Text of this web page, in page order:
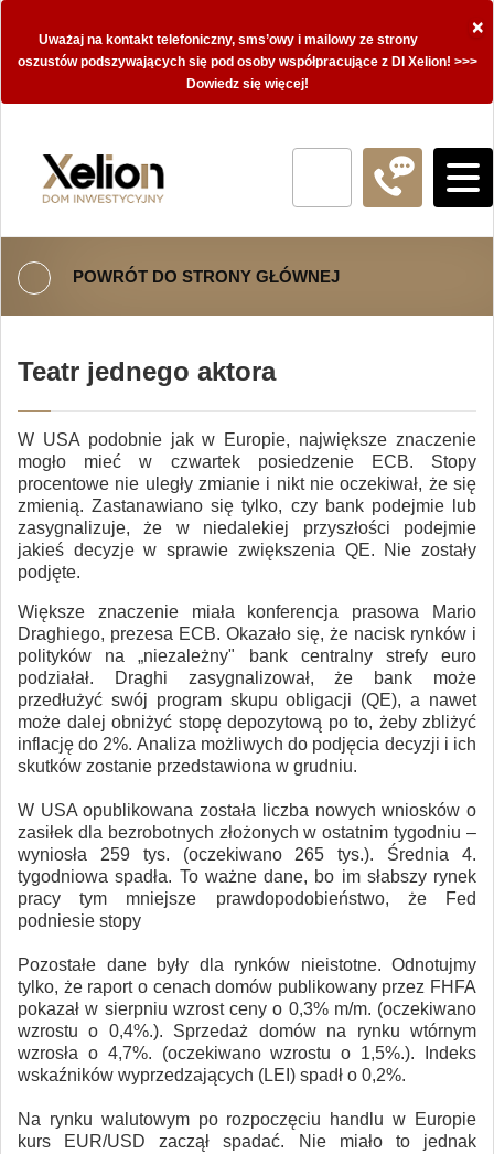
×
Uważaj na kontakt telefoniczny, sms’owy i mailowy ze strony
oszustów podszywających się pod osoby współpracujące z DI Xelion! >>>
Dowiedz się więcej!
POWRÓT DO STRONY GŁÓWNEJ
Teatr jednego aktora
W USA podobnie jak w Europie, największe znaczenie
mogło mieć w czwartek posiedzenie ECB. Stopy
procentowe nie uległy zmianie i nikt nie oczekiwał, że się
zmienią. Zastanawiano się tylko, czy bank podejmie lub
zasygnalizuje, że w niedalekiej przyszłości podejmie
jakieś decyzje w sprawie zwiększenia QE. Nie zostały
podjęte.
Większe znaczenie miała konferencja prasowa Mario
Draghiego, prezesa ECB. Okazało się, że nacisk rynków i
polityków na „niezależny" bank centralny strefy euro
podziałał. Draghi zasygnalizował, że bank może
przedłużyć swój program skupu obligacji (QE), a nawet
może dalej obniżyć stopę depozytową po to, żeby zbliżyć
inflację do 2%. Analiza możliwych do podjęcia decyzji i ich
skutków zostanie przedstawiona w grudniu.
W USA opublikowana została liczba nowych wniosków o
zasiłek dla bezrobotnych złożonych w ostatnim tygodniu –
wyniosła 259 tys. (oczekiwano 265 tys.). Średnia 4.
tygodniowa spadła. To ważne dane, bo im słabszy rynek
pracy tym mniejsze prawdopodobieństwo, że Fed
podniesie stopy
Pozostałe dane były dla rynków nieistotne. Odnotujmy
tylko, że raport o cenach domów publikowany przez FHFA
pokazał w sierpniu wzrost ceny o 0,3% m/m. (oczekiwano
wzrostu o 0,4%.). Sprzedaż domów na rynku wtórnym
wzrosła o 4,7%. (oczekiwano wzrostu o 1,5%.). Indeks
wskaźników wyprzedzających (LEI) spadł o 0,2%.
Na rynku walutowym po rozpoczęciu handlu w Europie
kurs EUR/USD zaczął spadać. Nie miało to jednak